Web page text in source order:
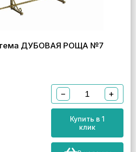
ДУБОВАЯ РОЩА №7
− +
Купить в 1
клик